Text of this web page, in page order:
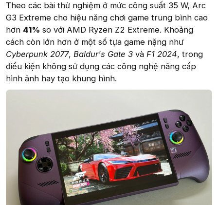
Theo các bài thử nghiệm ở mức công suất 35 W, Arc
G3 Extreme cho hiệu năng chơi game trung bình cao
hơn 41% so với AMD Ryzen Z2 Extreme. Khoảng
cách còn lớn hơn ở một số tựa game nặng như
Cyberpunk 2077, Baldur's Gate 3 và F1 2024, trong
điều kiện không sử dụng các công nghệ nâng cấp
hình ảnh hay tạo khung hình.